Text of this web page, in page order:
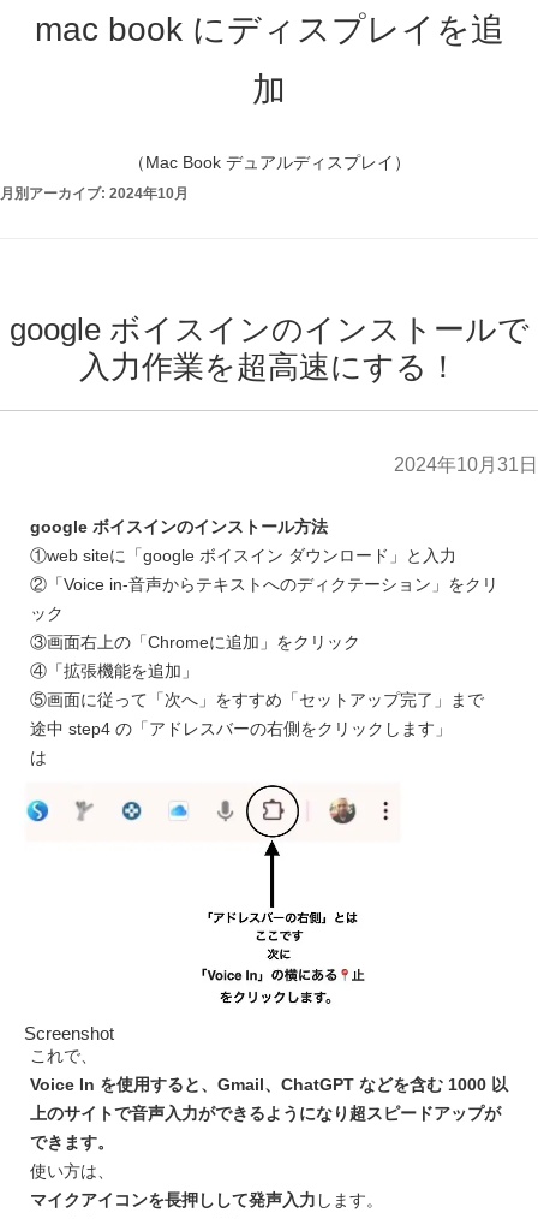
月別アーカイブ: 2024年10月
google ボイスインのインストールで
入力作業を超高速にする！
2024年10月31日
google ボイスインのインストール方法
①web siteに「google ボイスイン ダウンロード」と入力
②「Voice in-音声からテキストへのディクテーション」をクリ
ック
③画面右上の「Chromeに追加」をクリック
④「拡張機能を追加」
⑤画面に従って「次へ」をすすめ「セットアップ完了」まで
途中 step4 の「アドレスバーの右側をクリックします」
は
Screenshot
これで、
Voice In を使用すると、Gmail、ChatGPT などを含む 1000 以
上のサイトで音声入力ができるようになり超スピードアップが
できます。
使い方は、
マイクアイコンを長押しして発声入力 します。